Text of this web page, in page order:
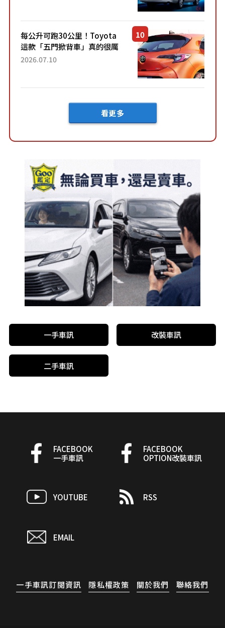
車？...
每公升可跑30公里！Toyota
這款「五門掀背車」真的很厲
害！ 擁有全長4.3公尺的「剛剛
2026.07.10
看更多
一手車訊 改裝車訊
二手車訊
FACEBOOK
一手車訊
FACEBOOK
OPTION改裝車訊
YOUTUBE RSS
EMAIL
一手車訊訂閱資訊 隱私權政策 關於我們 聯絡我們